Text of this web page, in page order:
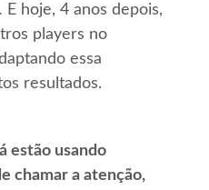
hoje, 4 anos depois,
players no
essa
resultados.
estão usando
chamar a atenção,